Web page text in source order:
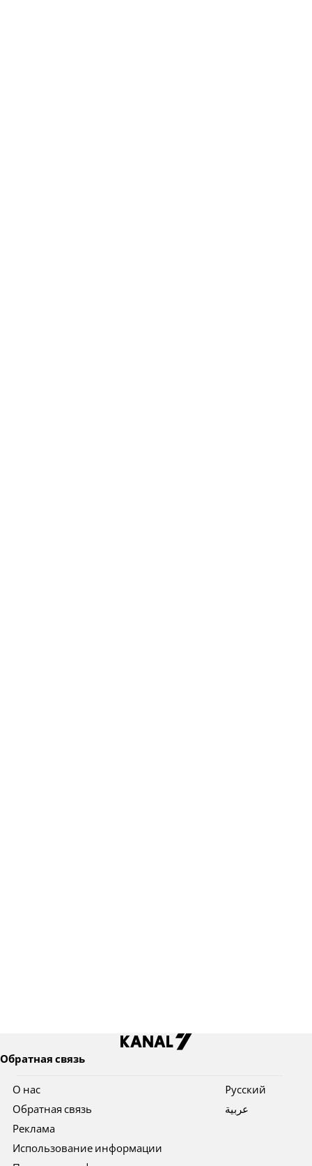
Обратная связь
О нас
Обратная связь
Реклама
Использование информации
Pусский
عربية